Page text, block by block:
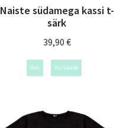
Naiste südamega kassi t-
särk
39,90 €
Vali Kiirvaade